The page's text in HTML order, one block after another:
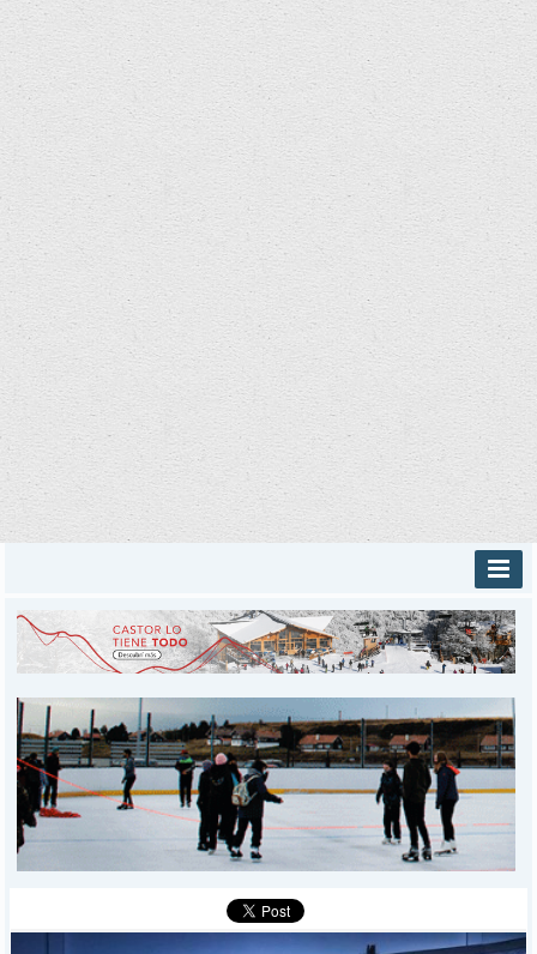
INICIO
PROVINCIALES
DEPORTES
POLICIALES
I-DIARIO
MÁS
BÚSQUEDA